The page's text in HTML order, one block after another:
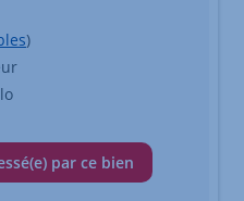
)
par ce bien